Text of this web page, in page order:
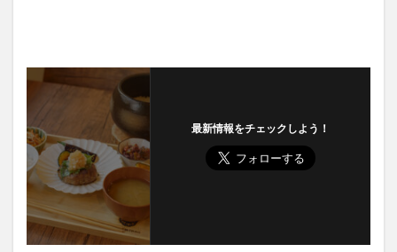
最新情報をチェックしよう！